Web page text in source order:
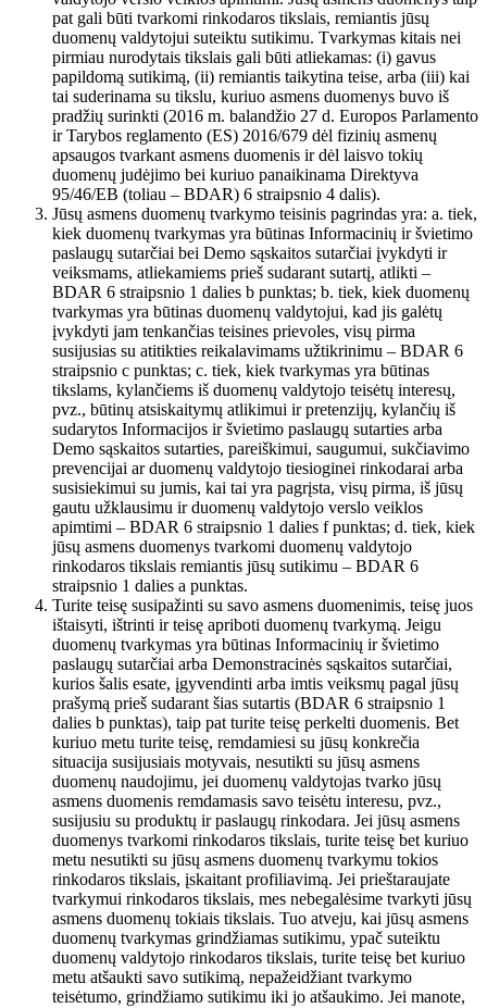
pat gali būti tvarkomi rinkodaros tikslais, remiantis jūsų
duomenų valdytojui suteiktu sutikimu. Tvarkymas kitais nei
pirmiau nurodytais tikslais gali būti atliekamas: (i) gavus
papildomą sutikimą, (ii) remiantis taikytina teise, arba (iii) kai
tai suderinama su tikslu, kuriuo asmens duomenys buvo iš
pradžių surinkti (2016 m. balandžio 27 d. Europos Parlamento
ir Tarybos reglamento (ES) 2016/679 dėl fizinių asmenų
apsaugos tvarkant asmens duomenis ir dėl laisvo tokių
duomenų judėjimo bei kuriuo panaikinama Direktyva
95/46/EB (toliau – BDAR) 6 straipsnio 4 dalis).
Jūsų asmens duomenų tvarkymo teisinis pagrindas yra: a. tiek,
kiek duomenų tvarkymas yra būtinas Informacinių ir švietimo
paslaugų sutarčiai bei Demo sąskaitos sutarčiai įvykdyti ir
veiksmams, atliekamiems prieš sudarant sutartį, atlikti –
BDAR 6 straipsnio 1 dalies b punktas; b. tiek, kiek duomenų
tvarkymas yra būtinas duomenų valdytojui, kad jis galėtų
įvykdyti jam tenkančias teisines prievoles, visų pirma
susijusias su atitikties reikalavimams užtikrinimu – BDAR 6
straipsnio c punktas; c. tiek, kiek tvarkymas yra būtinas
tikslams, kylančiems iš duomenų valdytojo teisėtų interesų,
pvz., būtinų atsiskaitymų atlikimui ir pretenzijų, kylančių iš
sudarytos Informacijos ir švietimo paslaugų sutarties arba
Demo sąskaitos sutarties, pareiškimui, saugumui, sukčiavimo
prevencijai ar duomenų valdytojo tiesioginei rinkodarai arba
susisiekimui su jumis, kai tai yra pagrįsta, visų pirma, iš jūsų
gautu užklausimu ir duomenų valdytojo verslo veiklos
apimtimi – BDAR 6 straipsnio 1 dalies f punktas; d. tiek, kiek
jūsų asmens duomenys tvarkomi duomenų valdytojo
rinkodaros tikslais remiantis jūsų sutikimu – BDAR 6
straipsnio 1 dalies a punktas.
Turite teisę susipažinti su savo asmens duomenimis, teisę juos
ištaisyti, ištrinti ir teisę apriboti duomenų tvarkymą. Jeigu
duomenų tvarkymas yra būtinas Informacinių ir švietimo
paslaugų sutarčiai arba Demonstracinės sąskaitos sutarčiai,
kurios šalis esate, įgyvendinti arba imtis veiksmų pagal jūsų
prašymą prieš sudarant šias sutartis (BDAR 6 straipsnio 1
dalies b punktas), taip pat turite teisę perkelti duomenis. Bet
kuriuo metu turite teisę, remdamiesi su jūsų konkrečia
situacija susijusiais motyvais, nesutikti su jūsų asmens
duomenų naudojimu, jei duomenų valdytojas tvarko jūsų
asmens duomenis remdamasis savo teisėtu interesu, pvz.,
susijusiu su produktų ir paslaugų rinkodara. Jei jūsų asmens
duomenys tvarkomi rinkodaros tikslais, turite teisę bet kuriuo
metu nesutikti su jūsų asmens duomenų tvarkymu tokios
rinkodaros tikslais, įskaitant profiliavimą. Jei prieštaraujate
tvarkymui rinkodaros tikslais, mes nebegalėsime tvarkyti jūsų
asmens duomenų tokiais tikslais. Tuo atveju, kai jūsų asmens
duomenų tvarkymas grindžiamas sutikimu, ypač suteiktu
duomenų valdytojo rinkodaros tikslais, turite teisę bet kuriuo
metu atšaukti savo sutikimą, nepažeidžiant tvarkymo
teisėtumo, grindžiamo sutikimu iki jo atšaukimo. Jei manote,